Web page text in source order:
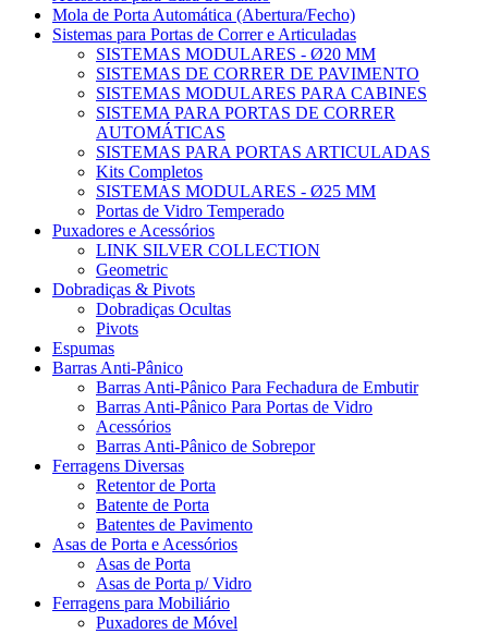
Mola de Porta Automática (Abertura/Fecho)
Sistemas para Portas de Correr e Articuladas
SISTEMAS MODULARES - Ø20 MM
SISTEMAS DE CORRER DE PAVIMENTO
SISTEMAS MODULARES PARA CABINES
SISTEMA PARA PORTAS DE CORRER
AUTOMÁTICAS
SISTEMAS PARA PORTAS ARTICULADAS
Kits Completos
SISTEMAS MODULARES - Ø25 MM
Portas de Vidro Temperado
Puxadores e Acessórios
LINK SILVER COLLECTION
Geometric
Dobradiças & Pivots
Dobradiças Ocultas
Pivots
Espumas
Barras Anti-Pânico
Barras Anti-Pânico Para Fechadura de Embutir
Barras Anti-Pânico Para Portas de Vidro
Acessórios
Barras Anti-Pânico de Sobrepor
Ferragens Diversas
Retentor de Porta
Batente de Porta
Batentes de Pavimento
Asas de Porta e Acessórios
Asas de Porta
Asas de Porta p/ Vidro
Ferragens para Mobiliário
Puxadores de Móvel